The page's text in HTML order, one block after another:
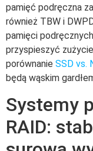
pamięć podręczna
również TBW i
pamięci
przyspieszyć
porównanie SSD vs.
będą wąskim
Systemy
RAID: